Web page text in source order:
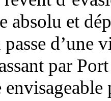
absolu et
d’une
par